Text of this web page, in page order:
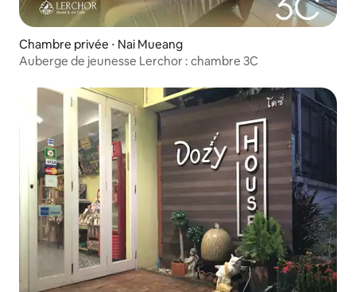
Chambre privée ⋅ Nai Mueang
Auberge de jeunesse Lerchor : chambre 3C